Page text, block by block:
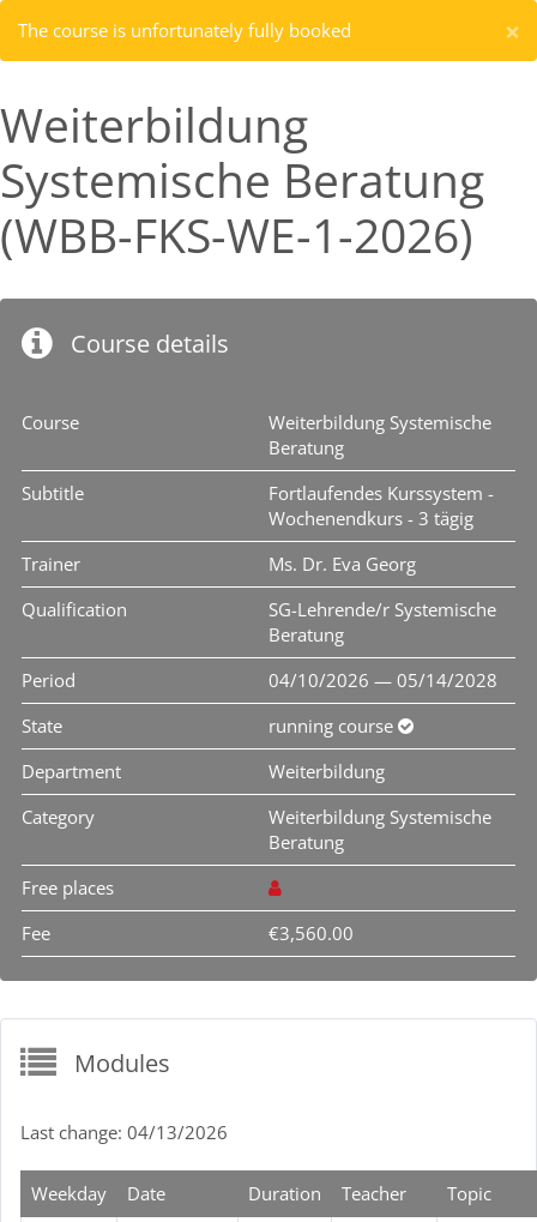
×
The course is unfortunately fully booked
Weiterbildung
Systemische Beratung
(WBB-FKS-WE-1-2026)
Course details
Course
Weiterbildung Systemische
Beratung
Subtitle
Fortlaufendes Kurssystem -
Wochenendkurs - 3 tägig
Trainer
Ms. Dr. Eva Georg
Qualification
SG-Lehrende/r Systemische
Beratung
Period
04/10/2026 — 05/14/2028
State
running course
Department
Weiterbildung
Category
Weiterbildung Systemische
Beratung
Free places
Fee
€3,560.00
Modules
Last change: 04/13/2026
Weekday Date Duration Teacher
Topic